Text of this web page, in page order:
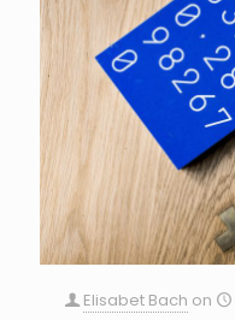
Elisabet Bach on